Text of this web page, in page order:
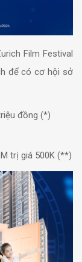
Film Festival
để có cơ hội sở
đồng (*)
trị giá 500K (**)